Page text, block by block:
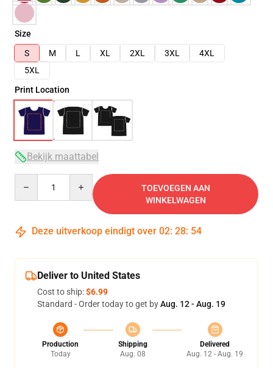
Size
S
M L XL 2XL 3XL
4XL
5XL
Print Location
Bekijk maattabel
TOEVOEGEN AAN
WINKELWAGEN
Deze uitverkoop eindigt over 02: 28: 54
Deliver to United States
Cost to ship:$6.99
Standard - Order today to get byAug. 12 - Aug. 19
Production
Today
Shipping
Aug. 08
Delivered
Aug. 12 - Aug. 19